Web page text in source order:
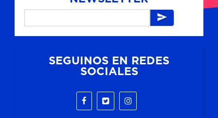
SEGUINOS EN REDES
SOCIALES